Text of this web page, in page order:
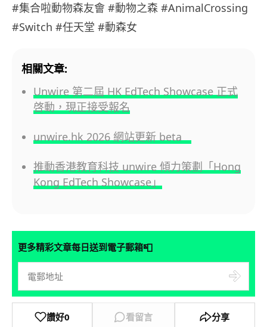
#集合啦動物森友會 #動物之森 #AnimalCrossing
#Switch #任天堂 #動森女
相關文章:
Unwire 第二屆 HK EdTech Showcase 正式
啓動，現正接受報名
unwire.hk 2026 網站更新 beta
推動香港教育科技 unwire 傾力策劃「Hong
Kong EdTech Showcase」
更多精彩文章每日送到電子郵箱📮
讚好0 看留言 分享